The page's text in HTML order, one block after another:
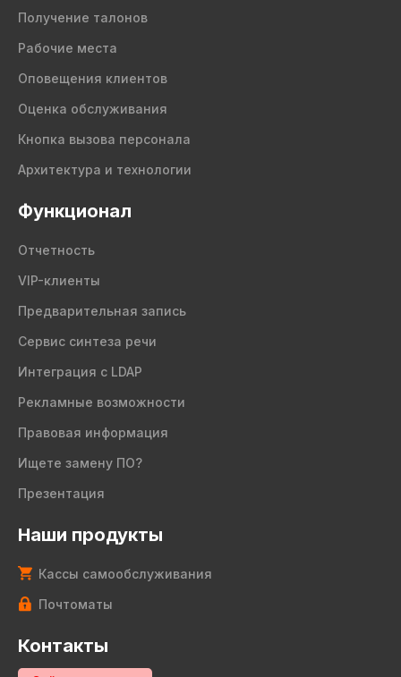
Получение талонов
Рабочие места
Оповещения клиентов
Оценка обслуживания
Кнопка вызова персонала
Архитектура и технологии
Функционал
Отчетность
VIP-клиенты
Предварительная запись
Сервис синтеза речи
Интеграция с LDAP
Рекламные возможности
Правовая информация
Ищете замену ПО?
Презентация
Наши продукты
Кассы самообслуживания
Почтоматы
Контакты